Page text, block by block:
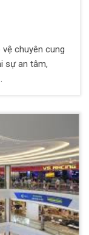
chuyên cung
sự an tâm,